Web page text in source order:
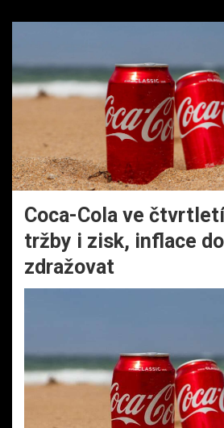
Coca-Cola ve
tržby i zisk, inflace
zdražovat